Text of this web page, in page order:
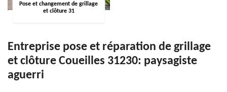
Pose et changement de grillage
et clôture 31
Entreprise pose et réparation de grillage
et clôture Coueilles 31230: paysagiste
aguerri